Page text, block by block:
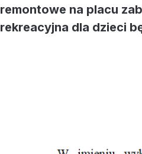
remontowe na placu
rekreacyjna dla dzieci